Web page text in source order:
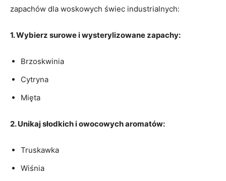
zapachów dla woskowych świec industrialnych:
1. Wybierz surowe i wysterylizowane zapachy:
Brzoskwinia
Cytryna
Mięta
2. Unikaj słodkich i owocowych aromatów:
Truskawka
Wiśnia